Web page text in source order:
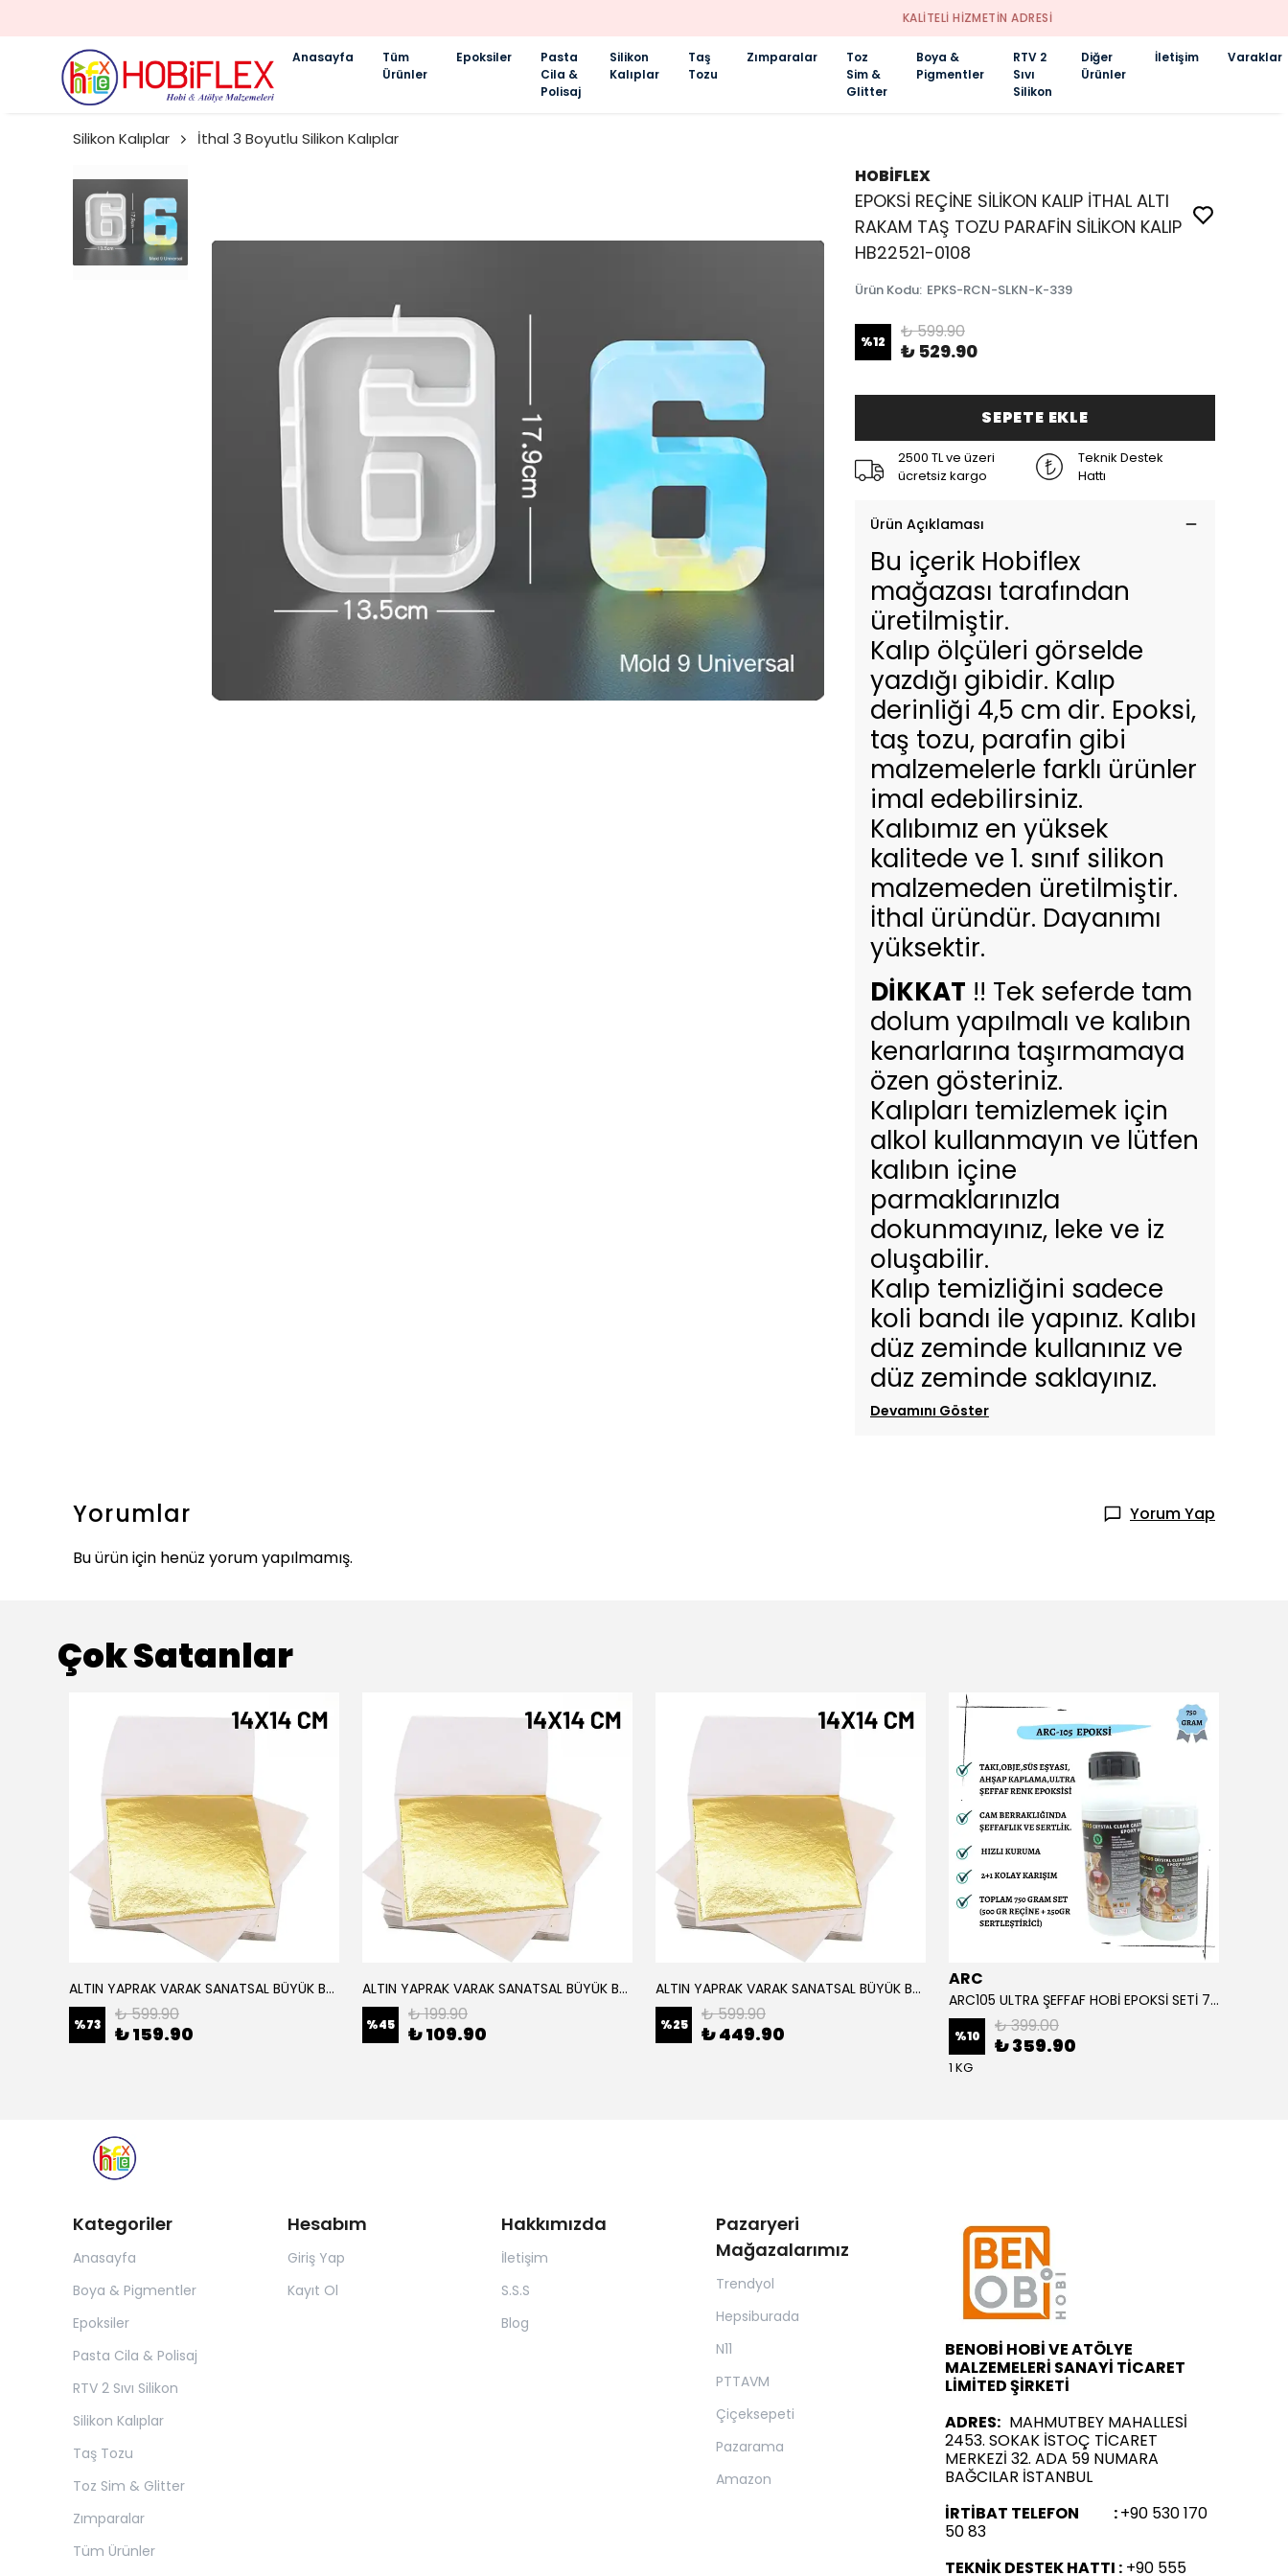
Anasayfa
Tüm
Ürünler
Epoksiler
Pasta
Cila &
Polisaj
Silikon
Kalıplar
Taş
Tozu
Zımparalar
Toz
Sim &
Glitter
Boya &
Pigmentler
RTV 2
Sıvı
Silikon
Diğer
Ürünler
İletişim Varaklar
Silikon Kalıplar İthal 3 Boyutlu Silikon Kalıplar
HOBİFLEX
EPOKSİ REÇİNE SİLİKON KALIP İTHAL ALTI
RAKAM TAŞ TOZU PARAFİN SİLİKON KALIP
HB22521-0108
Ürün Kodu: EPKS-RCN-SLKN-K-339
%12 ₺ 599.90
₺ 529.90
SEPETE EKLE
2500 TL ve üzeri
ücretsiz kargo
Teknik Destek
Hattı
Ürün Açıklaması
Bu içerik Hobiflex
mağazası tarafından
üretilmiştir.
Kalıp ölçüleri görselde
yazdığı gibidir. Kalıp
derinliği 4,5 cm dir. Epoksi,
taş tozu, parafin gibi
malzemelerle farklı ürünler
imal edebilirsiniz.
Kalıbımız en yüksek
kalitede ve 1. sınıf silikon
malzemeden üretilmiştir.
İthal üründür. Dayanımı
yüksektir.
DİKKAT !! Tek seferde tam
dolum yapılmalı ve kalıbın
kenarlarına taşırmamaya
özen gösteriniz.
Kalıpları temizlemek için
alkol kullanmayın ve lütfen
kalıbın içine
parmaklarınızla
dokunmayınız, leke ve iz
oluşabilir.
Kalıp temizliğini sadece
koli bandı ile yapınız. Kalıbı
düz zeminde kullanınız ve
düz zeminde saklayınız.
Devamını Göster
Yorumlar
Yorum Yap
Bu ürün için henüz yorum yapılmamış.
Çok Satanlar
ALTIN YAPRAK VARAK SANATSAL BÜYÜK BOY FOLYO EPOKSİ REÇİNE NAİL ART 16 ADET 14X14 CM ALTIN RENK
%73 ₺ 599.90
₺ 159.90
ALTIN YAPRAK VARAK SANATSAL BÜYÜK BOY FOLYO EPOKSİ REÇİNE NAİL ART 8 ADET ALTIN RENK 14X14 CM
%45 ₺ 199.90
₺ 109.90
ALTIN YAPRAK VARAK SANATSAL BÜYÜK BOY FOLYO EPOKSİ REÇİNE NAİL ART 90 ADET 14X14 CM ALTIN RENK
%25 ₺ 599.90
₺ 449.90
ARC
ARC105 ULTRA ŞEFFAF HOBİ EPOKSİ SETİ 750 GRAM
%10 ₺ 399.00
₺ 359.90
1 KG
Kategoriler
Anasayfa
Boya & Pigmentler
Epoksiler
Pasta Cila & Polisaj
RTV 2 Sıvı Silikon
Silikon Kalıplar
Taş Tozu
Toz Sim & Glitter
Zımparalar
Tüm Ürünler
Hesabım
Giriş Yap
Kayıt Ol
Hakkımızda
İletişim
S.S.S
Blog
Pazaryeri
Mağazalarımız
Trendyol
Hepsiburada
N11
PTTAVM
Çiçeksepeti
Pazarama
Amazon
BENOBİ HOBİ VE ATÖLYE
MALZEMELERİ SANAYİ TİCARET
LİMİTED ŞİRKETİ
ADRES: MAHMUTBEY MAHALLESİ
2453. SOKAK İSTOÇ TİCARET
MERKEZİ 32. ADA 59 NUMARA
BAĞCILAR İSTANBUL
İRTİBAT TELEFON :+90 530 170
50 83
TEKNİK DESTEK HATTI : +90 555